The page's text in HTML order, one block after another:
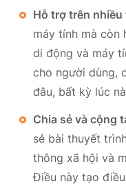
Hỗ trợ trên nhiều
máy tính mà còn
di động và máy
cho người dùng,
đâu, bất kỳ lúc
Chia sẻ và cộng
sẻ bài thuyết
thông xã hội và
Điều này tạo